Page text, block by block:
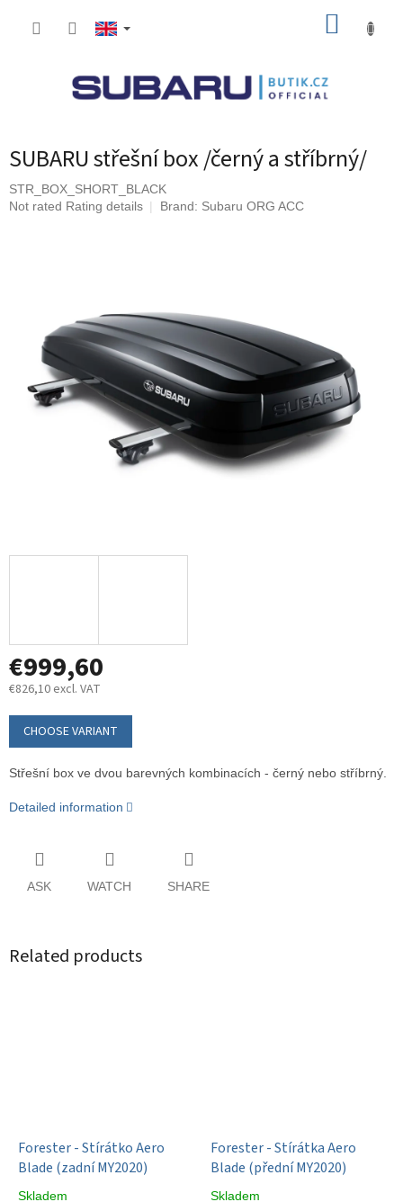
SUBARU střešní box /černý a stříbrný/
STR_BOX_SHORT_BLACK
The
Not rated Rating details Brand: Subaru ORG ACC
€999,60
€826,10 excl. VAT
Measure
price:
CHOOSE VARIANT
Střešní box ve dvou barevných kombinacích - černý nebo stříbrný.
Detailed information
ASK WATCH SHARE
Related products
Forester - Stírátko Aero
Blade (zadní MY2020)
Skladem
Forester - Stírátka Aero
Blade (přední MY2020)
Skladem